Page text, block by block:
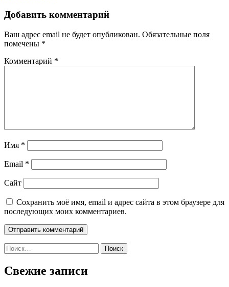
Добавить комментарий
Ваш адрес email не будет опубликован. Обязательные поля
помечены *
Комментарий *
Имя *
Email *
Сайт
Сохранить моё имя, email и адрес сайта в этом браузере для
последующих моих комментариев.
Найти:
Свежие записи